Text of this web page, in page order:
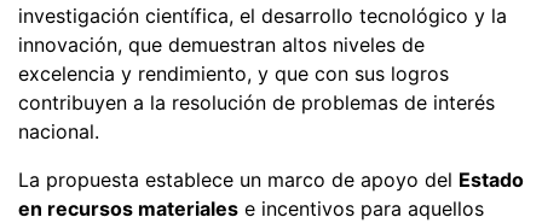
investigación científica, el desarrollo tecnológico y la
innovación, que demuestran altos niveles de
excelencia y rendimiento, y que con sus logros
contribuyen a la resolución de problemas de interés
nacional.
La propuesta establece un marco de apoyo del Estado
en recursos materiales e incentivos para aquellos